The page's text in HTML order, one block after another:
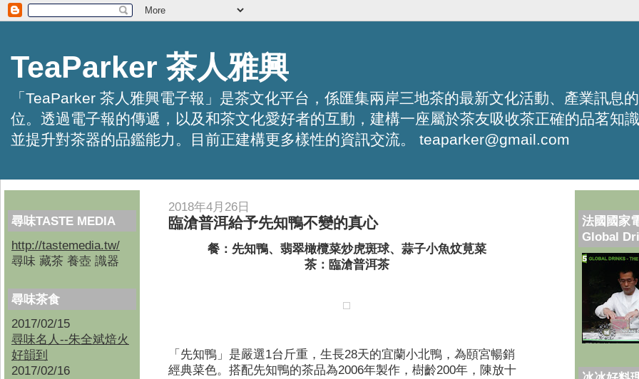
TeaParker 茶人雅興
「TeaParker 茶人雅興電子報」是茶文化平台，係匯集兩岸三地茶的最新文化活動、產業訊息
位。透過電子報的傳遞，以及和茶文化愛好者的互動，建構一座屬於茶友吸收茶正確的品茗知
並提升對茶器的品鑑能力。目前正建構更多樣性的資訊交流。 teaparker@gmail.com
尋味TASTE MEDIA
http://tastemedia.tw/
尋味 藏茶 養壺 識器
尋味茶食
2017/02/15
尋味名人--朱全斌焙火
好韻到
2017/02/16
2018年4月26日
臨滄普洱給予先知鴨不變的真心
餐：先知鴨、翡翠橄欖菜炒虎斑球、蒜子小魚炆莧菜
茶：臨滄普洱茶
「先知鴨」是嚴選1台斤重，生長28天的宜蘭小北鴨，為頤宮暢銷
經典菜色。搭配先知鴨的茶品為2006年製作，樹齡200年，陳放十
法國國家
Global